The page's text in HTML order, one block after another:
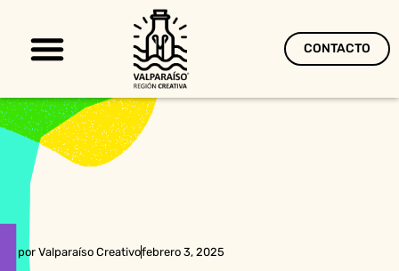
CONTACTO
por Valparaíso Creativofebrero 3, 2025